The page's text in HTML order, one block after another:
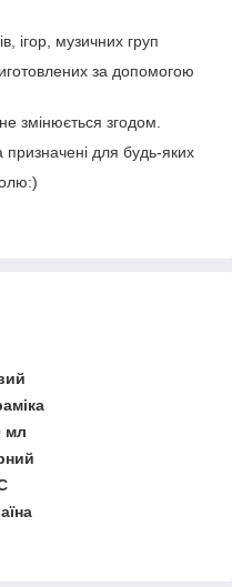
ігор, музичних груп
за допомогою
змінюється згодом.
призначені для будь-яких
мл